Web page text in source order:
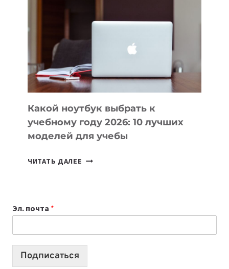
ПОМОГАЮТ
СОЗДАВАТЬ
БЕЗ
СЛОЖНОГО
КОДА
Какой ноутбук выбрать к
учебному году 2026: 10 лучших
моделей для учебы
ЧИТАТЬ ДАЛЕЕ КАКОЙ
2026:
10
Эл. почта *
Подписаться